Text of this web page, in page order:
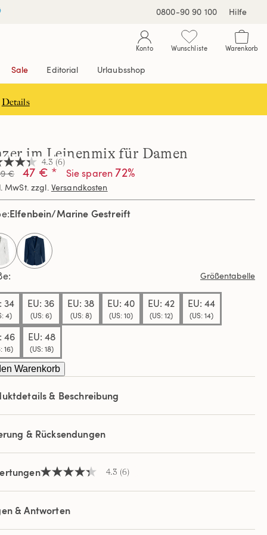
0800-90 90 100 Hilfe
Konto Wunschliste Warenkorb
Sale Editorial Urlaubsshop
Details
im Leinenmix für Damen
4.3 (6)
€ 47 € * Sie sparen 72%
MwSt. zzgl. Versandkosten
Elfenbein/Marine Gestreift
selected
Größentabelle
34
4)
EU: 36
(US: 6)
EU: 38
(US: 8)
EU: 40
(US: 10)
EU: 42
(US: 12)
EU: 44
(US: 14)
46
16)
EU: 48
(US: 18)
Warenkorb
& Beschreibung
& Rücksendungen
4.3
5
Sternen,
Durchschnittswert
4.3 (6)
& Antworten